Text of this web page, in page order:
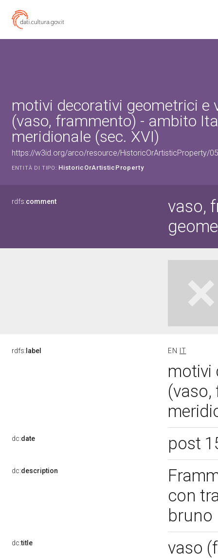
motivi decorativi geometrici e
(vaso, frammento) - ambito
meridionale (sec. XVI)
https://w3id.org/arco/resource/HistoricOrArtisticProperty/
ENTITÀ DI TIPO: HistoricOrArtisticProperty
rdfs:comment
vaso,
rdfs: label EN IT
motivi
dc:date post
dc:description
con
bruno
dc:title vaso